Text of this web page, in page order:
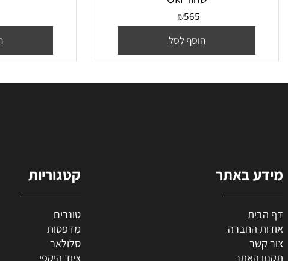
‏תוף ‏שחור B401/MB441/MB451 תוף
₪565
‏תוף מקורי Xerox 101R00664 זירוקס
315
באתר קטגוריות